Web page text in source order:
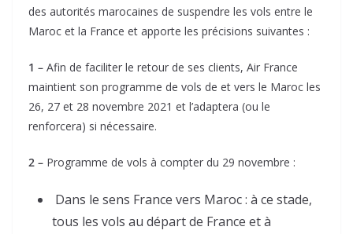
des autorités marocaines de suspendre les vols entre le
Maroc et la France et apporte les précisions suivantes :
1 – Afin de faciliter le retour de ses clients, Air France
maintient son programme de vols de et vers le Maroc les
26, 27 et 28 novembre 2021 et l’adaptera (ou le
renforcera) si nécessaire.
2 – Programme de vols à compter du 29 novembre :
Dans le sens France vers Maroc : à ce stade,
tous les vols au départ de France et à